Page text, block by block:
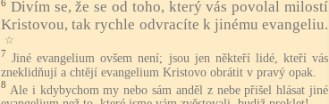
6 Divím se, že se od toho, který vás povolal milostí
Kristovou, tak rychle odvracíte k jinému evangeliu.
☆
7 Jiné evangelium ovšem není; jsou jen někteří lidé, kteří vás
zneklidňují a chtějí evangelium Kristovo obrátit v pravý opak.
8 Ale i kdybychom my nebo sám anděl z nebe přišel hlásat jiné